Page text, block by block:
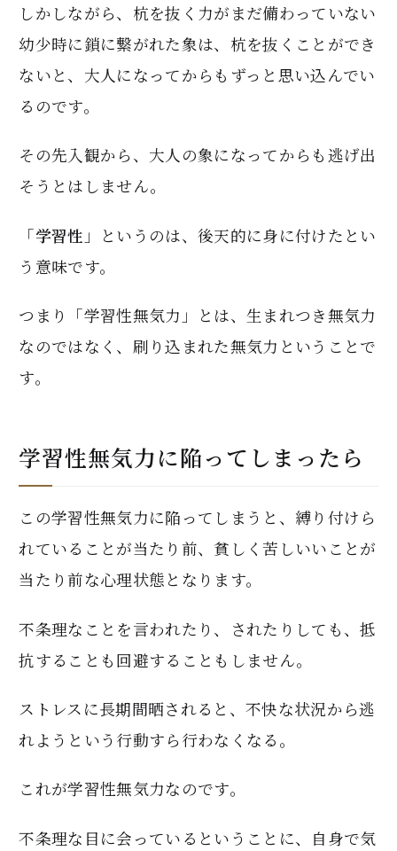
しかしながら、杭を抜く力がまだ備わっていない
幼少時に鎖に繋がれた象は、杭を抜くことができ
ないと、大人になってからもずっと思い込んでい
るのです。
その先入観から、大人の象になってからも逃げ出
そうとはしません。
「学習性 」というのは、後天的に身に付けたとい
う意味です。
つまり「学習性無気力」とは、生まれつき無気力
なのではなく、刷り込まれた無気力ということで
す。
学習性無気力に陥ってしまったら
この学習性無気力に陥ってしまうと、縛り付けら
れていることが当たり前、貧しく苦しいいことが
当たり前な心理状態となります。
不条理なことを言われたり、されたりしても、抵
抗することも回避することもしません。
ストレスに長期間晒されると、不快な状況から逃
れようという行動すら行わなくなる。
これが学習性無気力なのです。
不条理な目に会っているということに、自身で気